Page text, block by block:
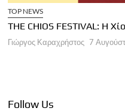
TOP NEWS
THE CHIOS FESTIVAL: Η
Γιώργος Καραχρήστος 7
Follow Us